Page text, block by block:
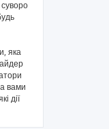
яка
вами
дії